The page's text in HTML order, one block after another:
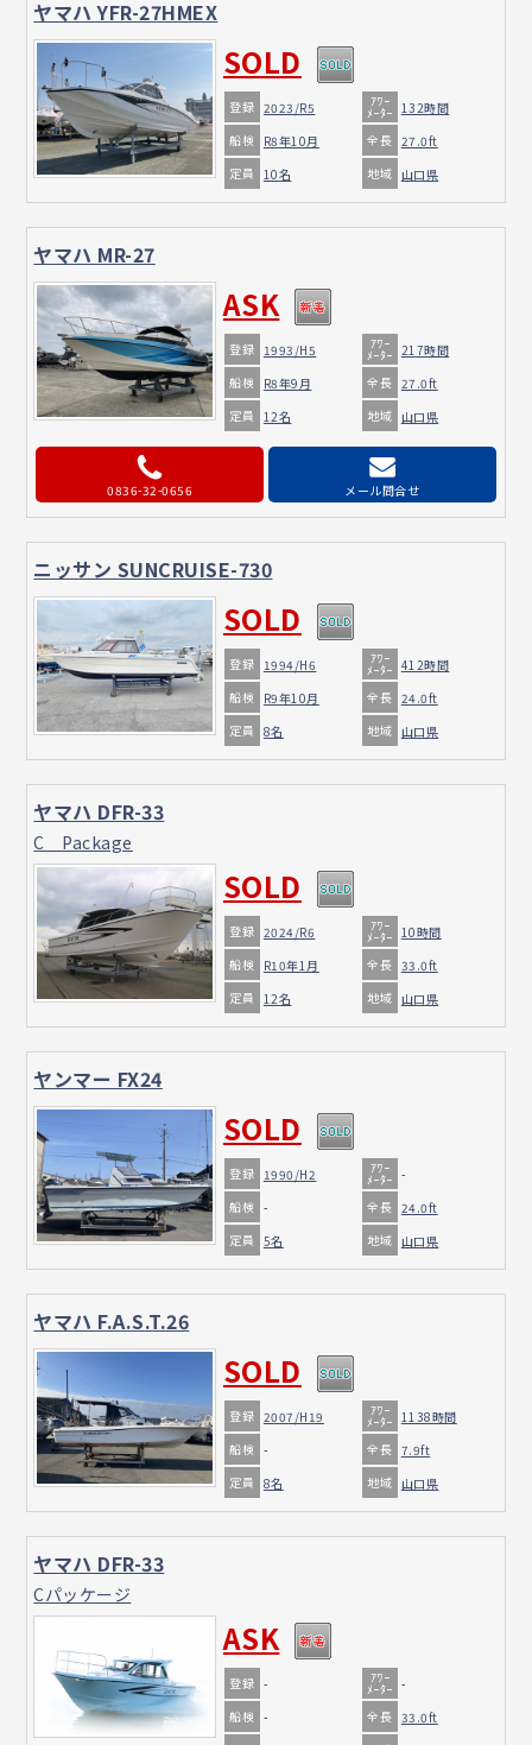
ヤマハ YFR-27HMEX
SOLD
登録 2023/R5 ｱﾜｰ
ﾒｰﾀｰ 132時間
船検
R8年10月 全長 27.0ft
定員 10名 地域 山口県
ヤマハ MR-27
ASK
登録 1993/H5 ｱﾜｰ
ﾒｰﾀｰ 217時間
船検
R8年9月 全長 27.0ft
定員 12名 地域 山口県
0836-32-0656 メール問合せ
ニッサン SUNCRUISE-730
SOLD
登録 1994/H6 ｱﾜｰ
ﾒｰﾀｰ 412時間
船検
R9年10月 全長 24.0ft
定員 8名 地域 山口県
ヤマハ DFR-33
C Package
SOLD
登録 2024/R6 ｱﾜｰ
ﾒｰﾀｰ 10時間
船検
R10年1月 全長 33.0ft
定員 12名 地域 山口県
ヤンマー FX24
SOLD
登録 1990/H2 ｱﾜｰ
ﾒｰﾀｰ -
船検 - 全長 24.0ft
定員 5名 地域 山口県
ヤマハ F.A.S.T.26
SOLD
登録 2007/H19 ｱﾜｰ
ﾒｰﾀｰ 1138時間
船検 - 全長 7.9ft
定員 8名 地域 山口県
ヤマハ DFR-33
Cパッケージ
ASK
登録 - ｱﾜｰ
ﾒｰﾀｰ -
船検 - 全長 33.0ft